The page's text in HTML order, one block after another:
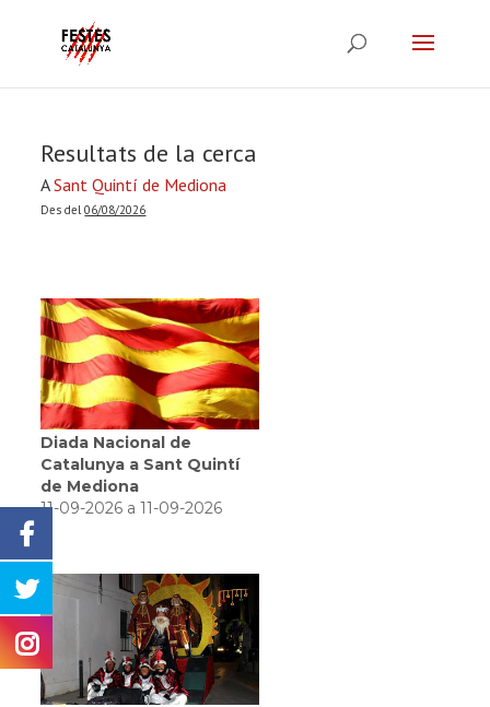
Resultats de la cerca
ASant Quintí de Mediona
Des del06/08/2026
Diada Nacional de
Catalunya a Sant Quintí
de Mediona
11-09-2026 a 11-09-2026